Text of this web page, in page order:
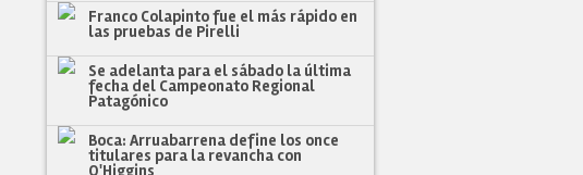
Franco Colapinto fue el más rápido en
las pruebas de Pirelli
Se adelanta para el sábado la última
fecha del Campeonato Regional
Patagónico
Boca: Arruabarrena define los once
titulares para la revancha con
O'Higgins